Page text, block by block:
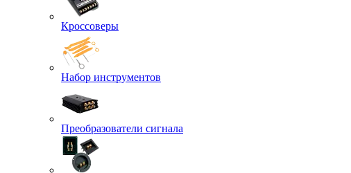
Кроссоверы
Набор инструментов
Преобразователи сигнала